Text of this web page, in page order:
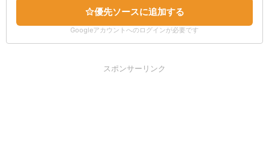
優先ソースに追加する
Googleアカウントへのログインが必要です
スポンサーリンク